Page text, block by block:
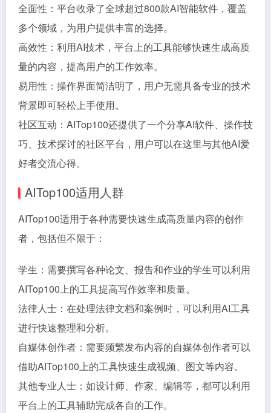
全面性：平台收录了全球超过800款AI智能软件，覆盖
多个领域，为用户提供丰富的选择。
高效性：利用AI技术，平台上的工具能够快速生成高质
量的内容，提高用户的工作效率。
易用性：操作界面简洁明了，用户无需具备专业的技术
背景即可轻松上手使用。
社区互动：AITop100还提供了一个分享AI软件、操作技
巧、技术探讨的社区平台，用户可以在这里与其他AI爱
好者交流心得。
AITop100适用人群
AITop100适用于各种需要快速生成高质量内容的创作
者，包括但不限于：
学生：需要撰写各种论文、报告和作业的学生可以利用
AITop100上的工具提高写作效率和质量。
法律人士：在处理法律文档和案例时，可以利用AI工具
进行快速整理和分析。
自媒体创作者：需要频繁发布内容的自媒体创作者可以
借助AITop100上的工具快速生成视频、图文等内容。
其他专业人士：如设计师、作家、编辑等，都可以利用
平台上的工具辅助完成各自的工作。